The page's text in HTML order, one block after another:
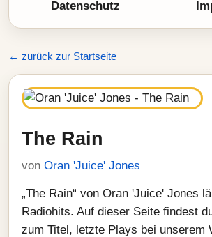
Datenschutz
← zurück zur Startseite
The Rain
von Oran 'Juice' Jones
„The Rain“ von Oran 'Juice' Jones
Radiohits. Auf dieser Seite findest
zum Titel, letzte Plays bei unserem